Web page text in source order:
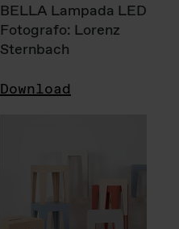
BELLA Lampada LED
Fotografo: Lorenz
Sternbach
Download